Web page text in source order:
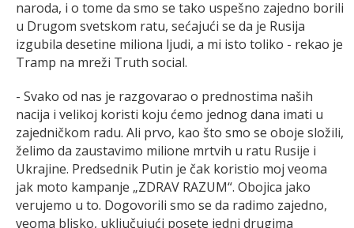
naroda, i o tome da smo se tako uspešno zajedno borili
u Drugom svetskom ratu, sećajući se da je Rusija
izgubila desetine miliona ljudi, a mi isto toliko - rekao je
Tramp na mreži Truth social.
- Svako od nas je razgovarao o prednostima naših
nacija i velikoj koristi koju ćemo jednog dana imati u
zajedničkom radu. Ali prvo, kao što smo se oboje složili,
želimo da zaustavimo milione mrtvih u ratu Rusije i
Ukrajine. Predsednik Putin je čak koristio moj veoma
jak moto kampanje „ZDRAV RAZUM“. Obojica jako
verujemo u to. Dogovorili smo se da radimo zajedno,
veoma blisko, uključujući posete jedni drugima